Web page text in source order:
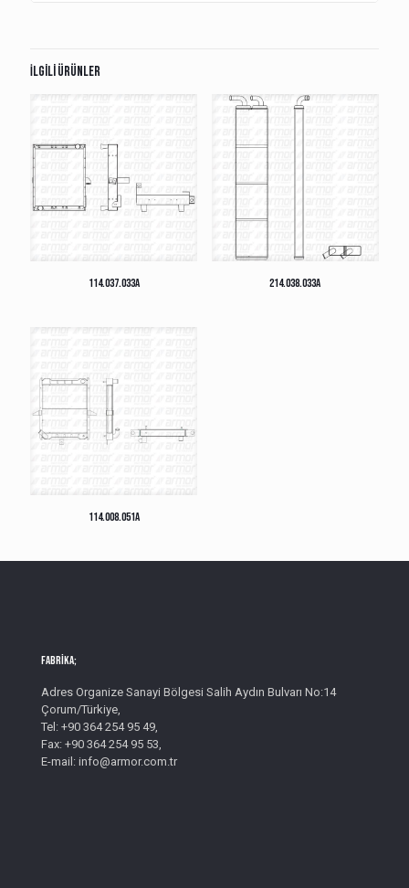
İlgili ürünler
114.037.033A 214.038.033A
114.008.051A
Fabrika;
Adres Organize Sanayi Bölgesi Salih Aydın Bulvarı No:14
Çorum/Türkiye,
Tel: +90 364 254 95 49,
Fax: +90 364 254 95 53,
E-mail: info@armor.com.tr